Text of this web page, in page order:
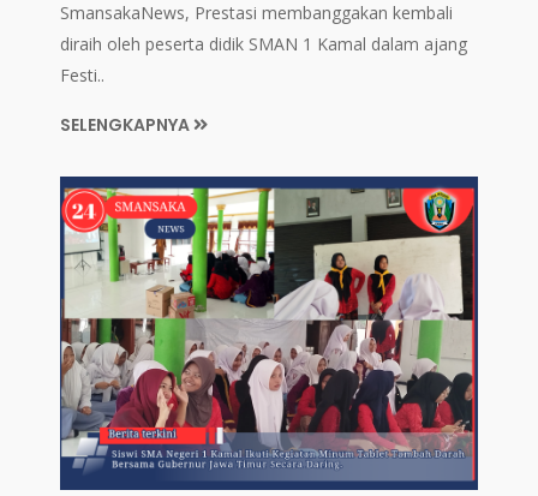
SmansakaNews, Prestasi membanggakan kembali
diraih oleh peserta didik SMAN 1 Kamal dalam ajang
Festi..
SELENGKAPNYA